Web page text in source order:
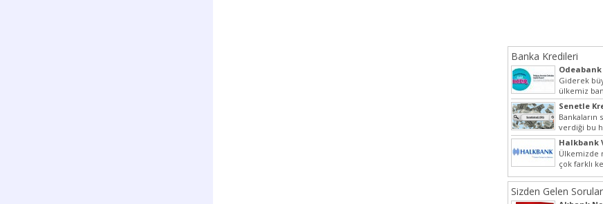
Banka Kredileri
Odeabank
KREDIM
Giderek
ülkemiz
hızlı bir
Senetle
verdiği bu
olarak da
Halkbank
Ülkemizde
çok farklı
beraber bu
Sizden Gelen Sorular